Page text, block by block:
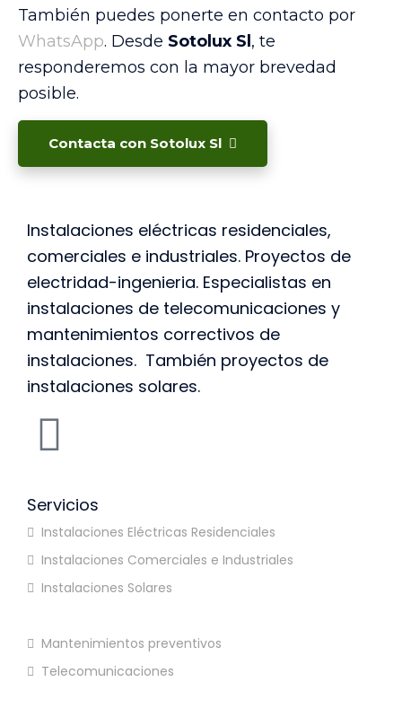
También puedes ponerte en contacto por
WhatsApp. Desde Sotolux Sl , te
responderemos con la mayor brevedad
posible.
Contacta con Sotolux Sl
Instalaciones eléctricas residenciales,
comerciales e industriales. Proyectos de
electridad-ingenieria. Especialistas en
instalaciones de telecomunicaciones y
mantenimientos correctivos de
instalaciones. También proyectos de
instalaciones solares.
Servicios
Instalaciones Eléctricas Residenciales
Instalaciones Comerciales e Industriales
Instalaciones Solares
Mantenimientos preventivos
Telecomunicaciones